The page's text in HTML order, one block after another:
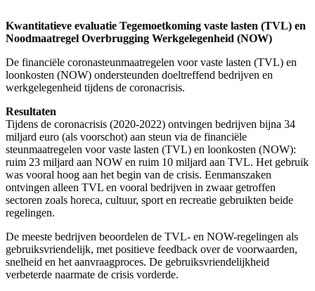
Kwantitatieve evaluatie Tegemoetkoming vaste lasten (TVL) en
Noodmaatregel Overbrugging Werkgelegenheid (NOW)
De financiële coronasteunmaatregelen voor vaste lasten (TVL) en
loonkosten (NOW) ondersteunden doeltreffend bedrijven en
werkgelegenheid tijdens de coronacrisis.
Resultaten
Tijdens de coronacrisis (2020-2022) ontvingen bedrijven bijna 34
miljard euro (als voorschot) aan steun via de financiële
steunmaatregelen voor vaste lasten (TVL) en loonkosten (NOW):
ruim 23 miljard aan NOW en ruim 10 miljard aan TVL. Het gebruik
was vooral hoog aan het begin van de crisis. Eenmanszaken
ontvingen alleen TVL en vooral bedrijven in zwaar getroffen
sectoren zoals horeca, cultuur, sport en recreatie gebruikten beide
regelingen.
De meeste bedrijven beoordelen de TVL- en NOW-regelingen als
gebruiksvriendelijk, met positieve feedback over de voorwaarden,
snelheid en het aanvraagproces. De gebruiksvriendelijkheid
verbeterde naarmate de crisis vorderde.